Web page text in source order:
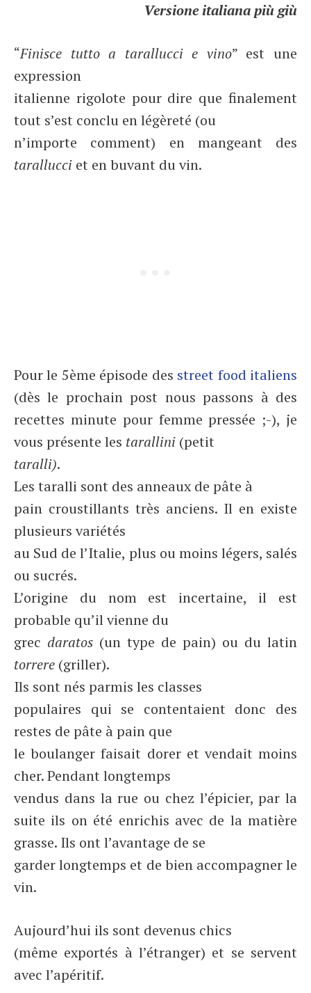
Versione italiana più giù
“Finisce tutto a tarallucci e vino” est une
expression
italienne rigolote pour dire que finalement
tout s’est conclu en légèreté (ou
n’importe comment) en mangeant des
tarallucci et en buvant du vin.
Pour le 5ème épisode des street food italiens
(dès le prochain post nous passons à des
recettes minute pour femme pressée ;-), je
vous présente les tarallini (petit
taralli).
Les taralli sont des anneaux de pâte à
pain croustillants très anciens. Il en existe
plusieurs variétés
au Sud de l’Italie, plus ou moins légers, salés
ou sucrés.
L’origine du nom est incertaine, il est
probable qu’il vienne du
grec daratos (un type de pain) ou du latin
torrere (griller).
Ils sont nés parmis les classes
populaires qui se contentaient donc des
restes de pâte à pain que
le boulanger faisait dorer et vendait moins
cher. Pendant longtemps
vendus dans la rue ou chez l’épicier, par la
suite ils on été enrichis avec de la matière
grasse. Ils ont l’avantage de se
garder longtemps et de bien accompagner le
vin.
Aujourd’hui ils sont devenus chics
(même exportés à l’étranger) et se servent
avec l’apéritif.